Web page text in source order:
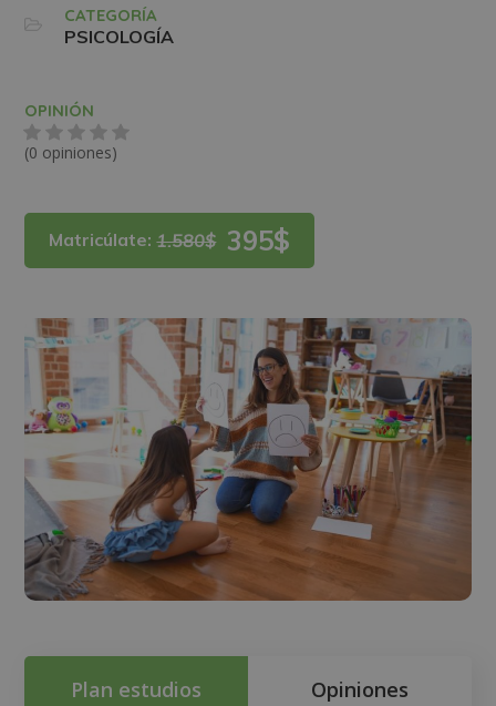
CATEGORÍA
PSICOLOGÍA
OPINIÓN
(0 opiniones)
Matricúlate:1.580$ 395$
Plan estudios Opiniones